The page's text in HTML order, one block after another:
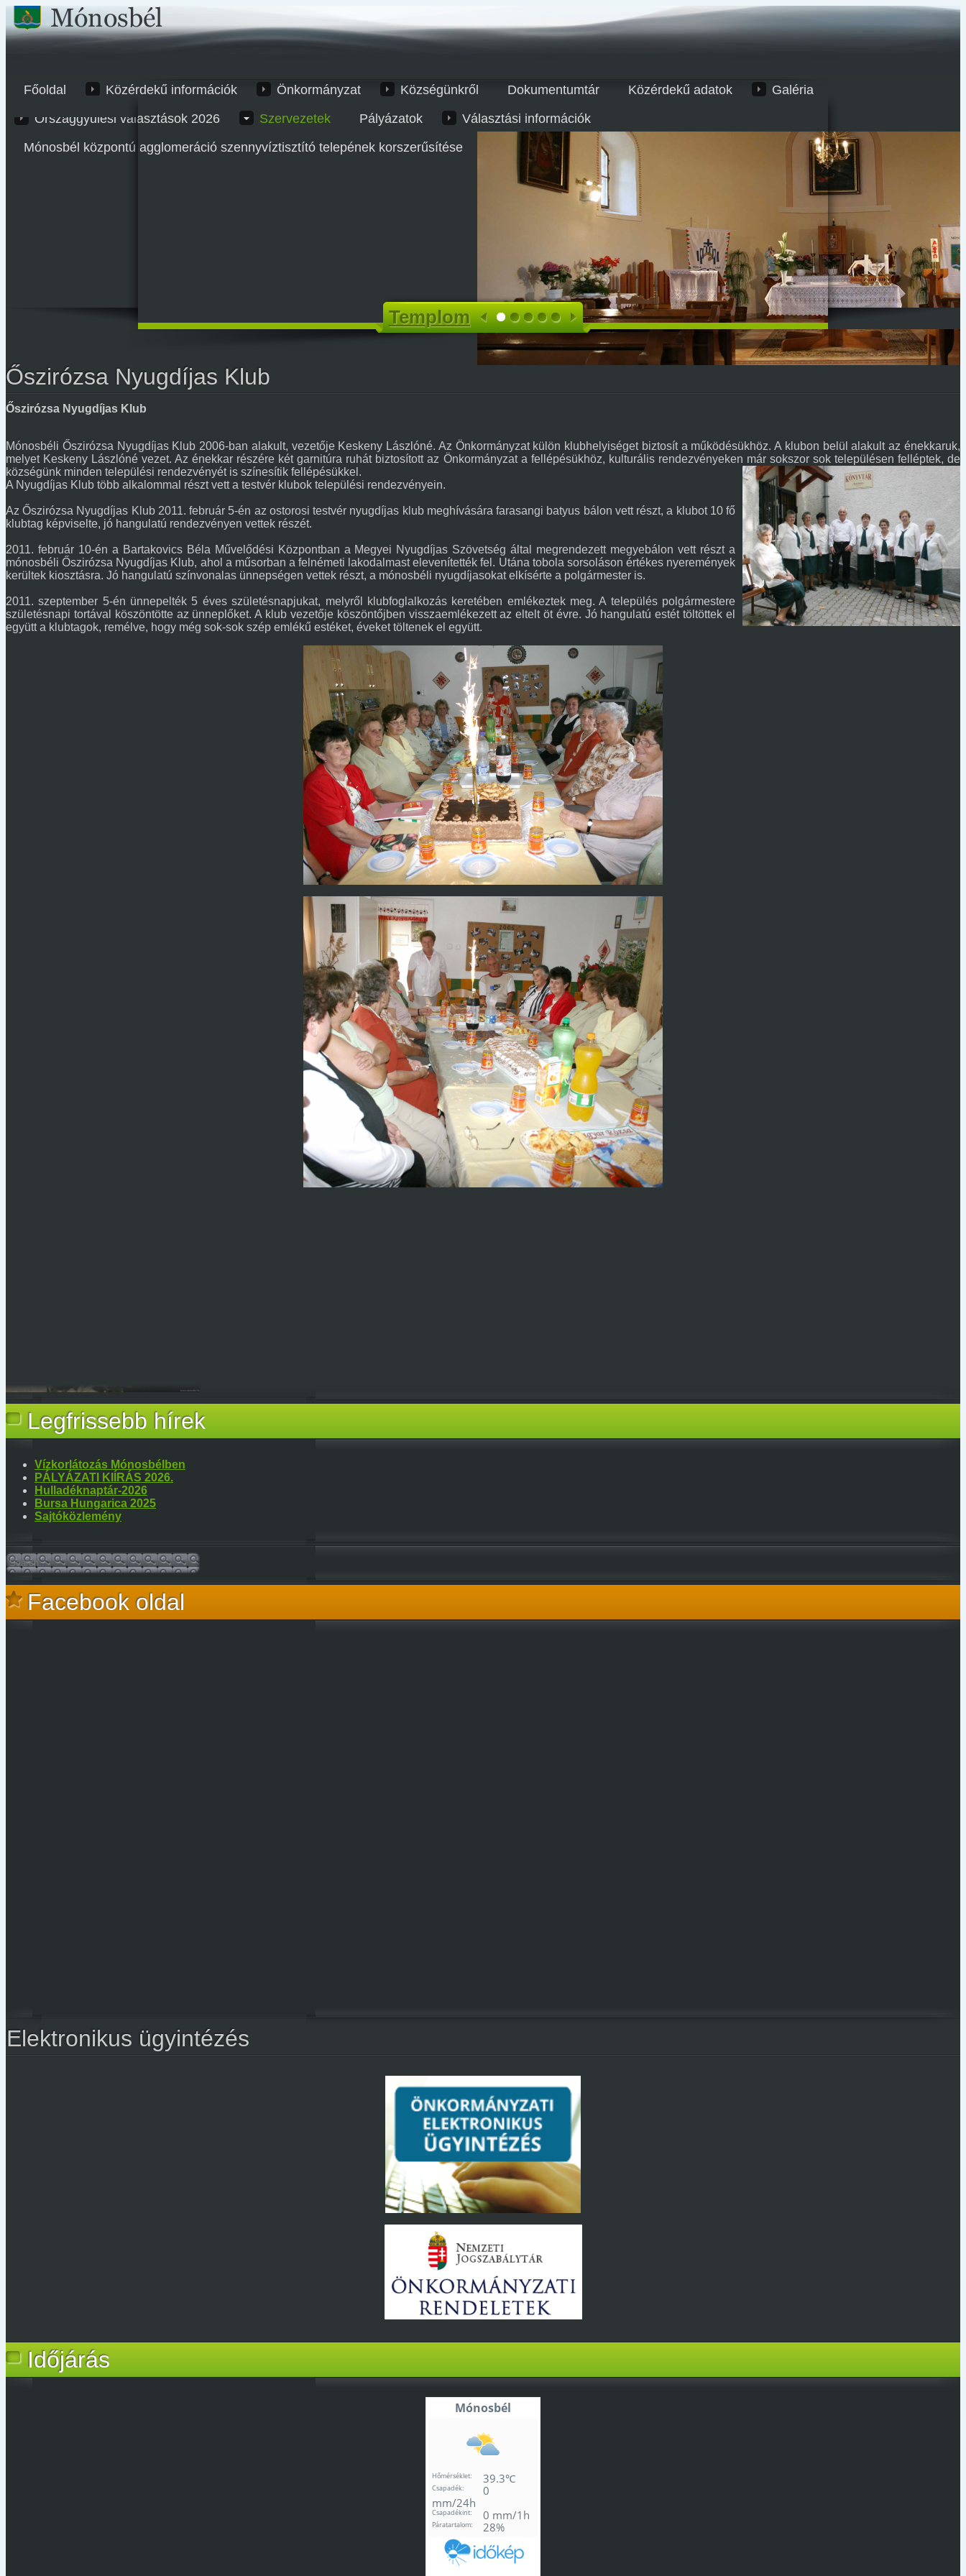
Főoldal Közérdekű információk Önkormányzat Községünkről Dokumentumtár Közérdekű adatok
Galéria
Országgyűlési választások 2026
Szervezetek Pályázatok
Választási információk
Mónosbél központú agglomeráció szennyvíztisztító telepének korszerűsítése
Templom
Őszirózsa Nyugdíjas Klub
Őszirózsa Nyugdíjas Klub
Mónosbéli Őszirózsa Nyugdíjas Klub 2006-ban alakult, vezetője Keskeny Lászlóné. Az Önkormányzat külön klubhelyiséget biztosít a működésükhöz. A klubon belül alakult az énekkaruk,
melyet Keskeny Lászlóné vezet. Az énekkar részére két garnitúra ruhát biztosított az Önkormányzat a fellépésükhöz, kulturális rendezvényeken már sokszor sok településen felléptek, de
községünk minden települési rendezvényét is színesítik fellépésükkel.
A Nyugdíjas Klub több alkalommal részt vett a testvér klubok települési rendezvényein.
Az Őszirózsa Nyugdíjas Klub 2011. február 5-én az ostorosi testvér nyugdíjas klub meghívására farasangi batyus bálon vett részt, a klubot 10 fő
klubtag képviselte, jó hangulatú rendezvényen vettek részét.
2011. február 10-én a Bartakovics Béla Művelődési Központban a Megyei Nyugdíjas Szövetség által megrendezett megyebálon vett részt a
mónosbéli Őszirózsa Nyugdíjas Klub, ahol a műsorban a felnémeti lakodalmast elevenítették fel. Utána tobola sorsoláson értékes nyeremények
kerültek kiosztásra. Jó hangulatú színvonalas ünnepségen vettek részt, a mónosbéli nyugdíjasokat elkísérte a polgármester is.
2011. szeptember 5-én ünnepelték 5 éves születésnapjukat, melyről klubfoglalkozás keretében emlékeztek meg. A település polgármestere
születésnapi tortával köszöntötte az ünneplőket. A klub vezetője köszöntőjben visszaemlékezett az eltelt öt évre. Jó hangulatú estét töltöttek el
együtt a klubtagok, remélve, hogy még sok-sok szép emlékű estéket, éveket töltenek el együtt.
Legfrissebb hírek
Vízkorlátozás Mónosbélben
PÁLYÁZATI KIÍRÁS 2026.
Hulladéknaptár-2026
Bursa Hungarica 2025
Sajtóközlemény
Facebook oldal
Elektronikus ügyintézés
Időjárás